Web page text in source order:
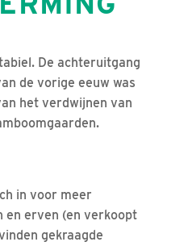
De achteruitgang
de vorige eeuw was
het verdwijnen van
in voor meer
en erven (en verkoopt
gekraagde